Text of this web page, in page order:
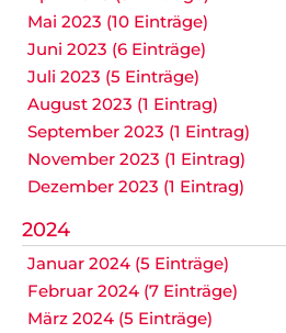
Mai 2023 (10 Einträge)
Juni 2023 (6 Einträge)
Juli 2023 (5 Einträge)
August 2023 (1 Eintrag)
September 2023 (1 Eintrag)
November 2023 (1 Eintrag)
Dezember 2023 (1 Eintrag)
2024
Januar 2024 (5 Einträge)
Februar 2024 (7 Einträge)
März 2024 (5 Einträge)